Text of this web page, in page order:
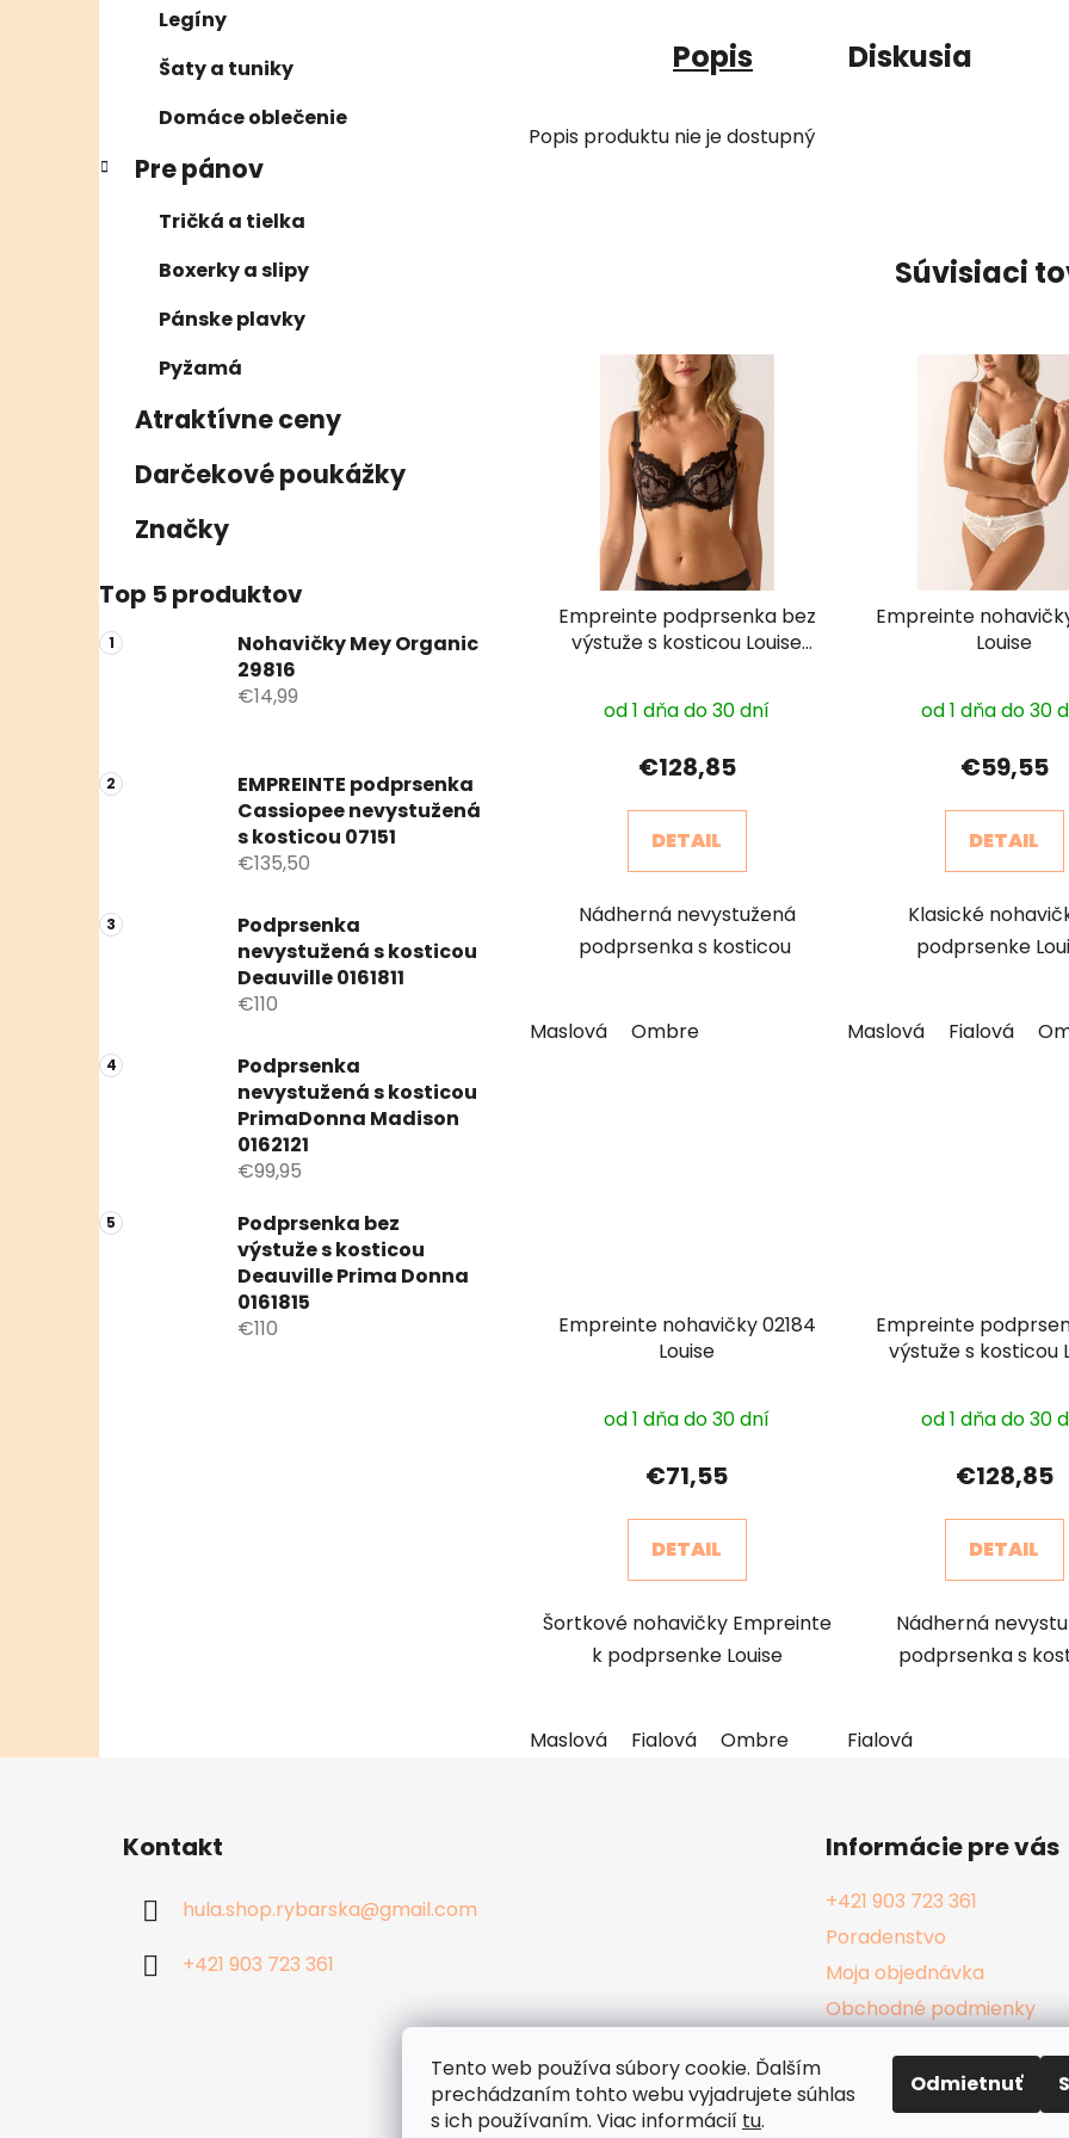
Tento web používa súbory cookie. Ďalším
prechádzaním tohto webu vyjadrujete súhlas
s ich používaním. Viac informácií tu.
Odmietnuť
Legíny
Šaty a tuniky
Domáce oblečenie
Pre pánov
Tričká a tielka
Boxerky a slipy
Pánske plavky
Pyžamá
Atraktívne ceny
Darčekové poukážky
Značky
Top 5 produktov
Nohavičky Mey Organic
29816
€14,99
EMPREINTE podprsenka
Cassiopee nevystužená
s kosticou 07151
€135,50
Podprsenka
nevystužená s kosticou
Deauville 0161811
€110
Podprsenka
nevystužená s kosticou
PrimaDonna Madison
0162121
€99,95
Podprsenka bez
výstuže s kosticou
Deauville Prima Donna
0161815
€110
Popis Diskusia
Popis produktu nie je dostupný
Súvisiaci
Empreinte podprsenka bez
výstuže s kosticou Louise
od 1 dňa do 30 dní
€128,85
DETAIL
Nádherná nevystužená
podprsenka s kosticou
Maslová Ombre
Empreinte
Louise
od 1 dňa do 30
€59,55
DETAIL
Klasické
podprsenke
Maslová Fialová
Empreinte nohavičky 02184
Louise
od 1 dňa do 30 dní
€71,55
DETAIL
Šortkové nohavičky Empreinte
k podprsenke Louise
Maslová Fialová Ombre
Empreinte
výstuže s kosticou
je
5,0
z
od 1 dňa do 30
€128,85
DETAIL
Nádherná
podprsenka s
Fialová
Kontakt
hula.shop.rybarska@gmail.com
+421 903 723 361
Informácie pre vás
+421 903 723 361
Poradenstvo
Moja objednávka
Obchodné podmienky
Podmienky ochrany
Kamenné Hula Shopy